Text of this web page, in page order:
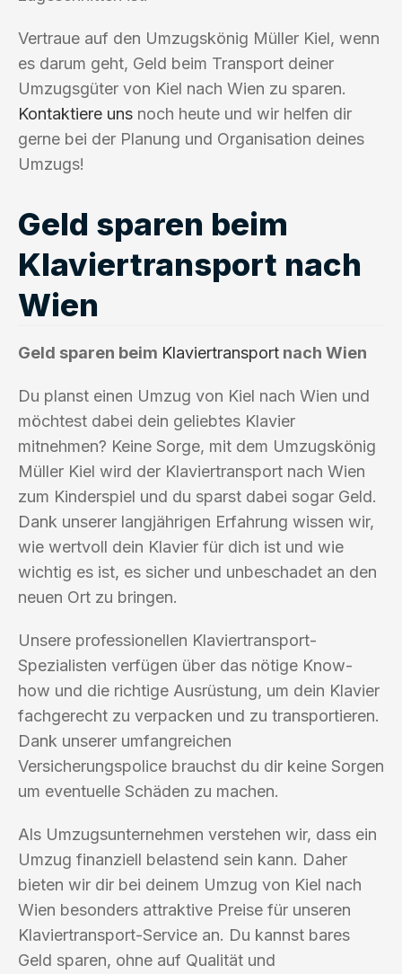
Vertraue auf den Umzugskönig Müller Kiel, wenn
es darum geht, Geld beim Transport deiner
Umzugsgüter von Kiel nach Wien zu sparen.
Kontaktiere uns noch heute und wir helfen dir
gerne bei der Planung und Organisation deines
Umzugs!
Geld sparen beim
Klaviertransport nach
Wien
Geld sparen beim Klaviertransport nach Wien
Du planst einen Umzug von Kiel nach Wien und
möchtest dabei dein geliebtes Klavier
mitnehmen? Keine Sorge, mit dem Umzugskönig
Müller Kiel wird der Klaviertransport nach Wien
zum Kinderspiel und du sparst dabei sogar Geld.
Dank unserer langjährigen Erfahrung wissen wir,
wie wertvoll dein Klavier für dich ist und wie
wichtig es ist, es sicher und unbeschadet an den
neuen Ort zu bringen.
Unsere professionellen Klaviertransport-
Spezialisten verfügen über das nötige Know-
how und die richtige Ausrüstung, um dein Klavier
fachgerecht zu verpacken und zu transportieren.
Dank unserer umfangreichen
Versicherungspolice brauchst du dir keine Sorgen
um eventuelle Schäden zu machen.
Als Umzugsunternehmen verstehen wir, dass ein
Umzug finanziell belastend sein kann. Daher
bieten wir dir bei deinem Umzug von Kiel nach
Wien besonders attraktive Preise für unseren
Klaviertransport-Service an. Du kannst bares
Geld sparen, ohne auf Qualität und